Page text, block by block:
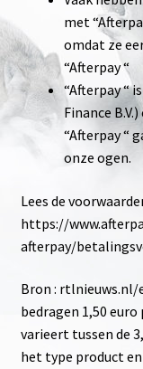
met
omdat ze
“Afterpay “
“Afterpay “
Finance
“Afterpay “
onze ogen.
Lees de
https://
afterpay/
Bron : rtlnieuws.nl/
bedragen 1,50
varieert tussen de
het type product